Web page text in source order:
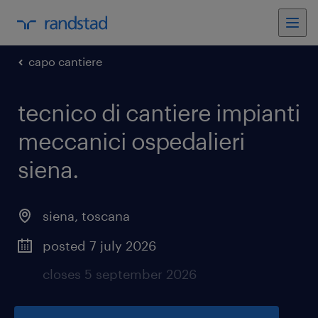
capo cantiere
tecnico di cantiere impianti
meccanici ospedalieri
siena.
siena, toscana
posted 7 july 2026
closes 5 september 2026